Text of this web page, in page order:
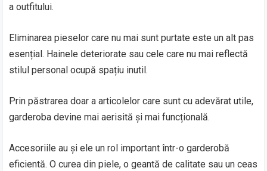
a outfitului.
Eliminarea pieselor care nu mai sunt purtate este un alt pas
esențial. Hainele deteriorate sau cele care nu mai reflectă
stilul personal ocupă spațiu inutil.
Prin păstrarea doar a articolelor care sunt cu adevărat utile,
garderoba devine mai aerisită și mai funcțională.
Accesoriile au și ele un rol important într-o garderobă
eficientă. O curea din piele, o geantă de calitate sau un ceas